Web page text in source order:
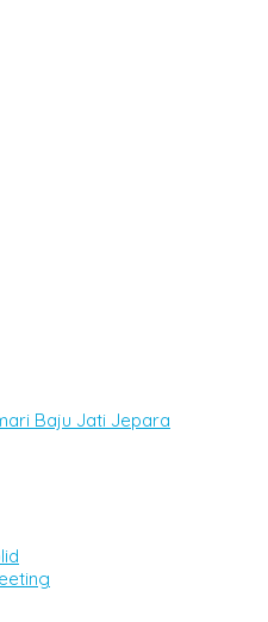
Baju Jati Jepara